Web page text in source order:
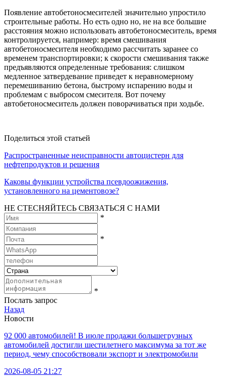
Появление автобетоносмесителей значительно упростило
строительные работы. Но есть одно но, не на все большие
расстояния можно использовать автобетоносмеситель, время
контролируется, например: время смешивания
автобетоносмесителя необходимо рассчитать заранее со
временем транспортировки; к скорости смешивания также
предъявляются определенные требования: слишком
медленное затвердевание приведет к неравномерному
перемешиванию бетона, быстрому испарению воды и
проблемам с выбросом смесителя. Вот почему
автобетоносмеситель должен поворачиваться при ходьбе.
Поделиться этой статьей
Распространенные неисправности автоцистерн для
нефтепродуктов и решения
Каковы функции устройства псевдоожижения,
установленного на цементовозе?
НЕ СТЕСНЯЙТЕСЬ СВЯЗАТЬСЯ С НАМИ
*
*
*
Послать запрос
Назад
Новости
92 000 автомобилей! В июле продажи большегрузных
автомобилей достигли шестилетнего максимума за тот же
период, чему способствовали экспорт и электромобили
2026-08-05 21:27